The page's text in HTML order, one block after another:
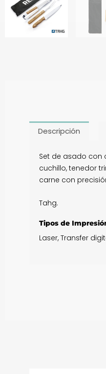
Descripción
Set de asado con
cuchillo, tenedor
carne con
Tahg.
Tipos de
Laser, Transfer